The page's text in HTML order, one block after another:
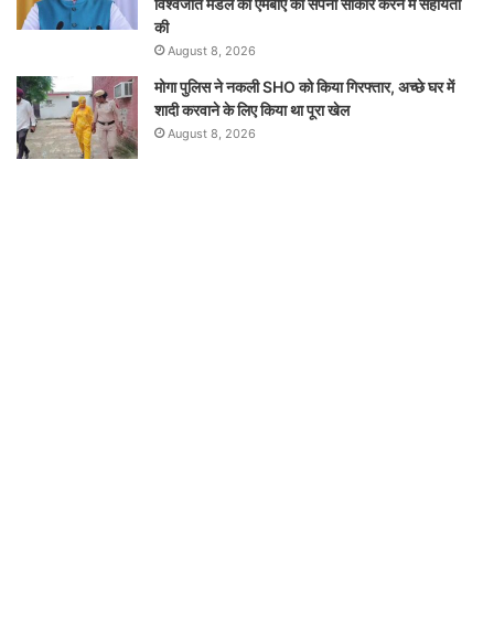
विश्वजीत मंडल को एमबीए का सपना साकार करने में सहायता
की
August 8, 2026
मोगा पुलिस ने नकली SHO को किया गिरफ्तार, अच्छे घर में
शादी करवाने के लिए किया था पूरा खेल
August 8, 2026